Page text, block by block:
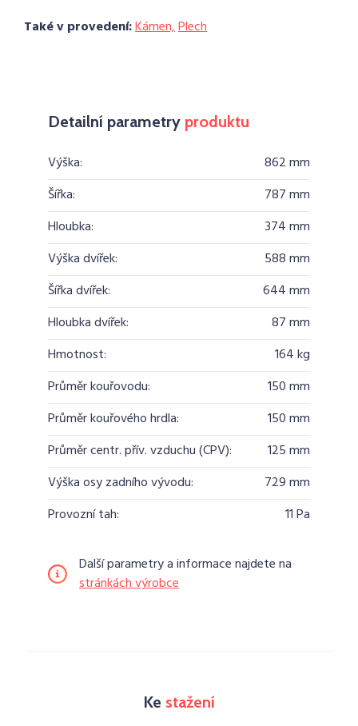
Také v provedení:Kámen,Plech
Detailní parametry produktu
Výška:
862 mm
Šířka:
787 mm
Hloubka:
374 mm
Výška dvířek:
588 mm
Šířka dvířek:
644 mm
Hloubka dvířek:
87 mm
Hmotnost:
164 kg
Průměr kouřovodu:
150 mm
Průměr kouřového hrdla:
150 mm
Průměr centr. přív. vzduchu (CPV):
125 mm
Výška osy zadního vývodu:
729 mm
Provozní tah:
11 Pa
Další parametry a informace najdete na
stránkách výrobce
Ke stažení